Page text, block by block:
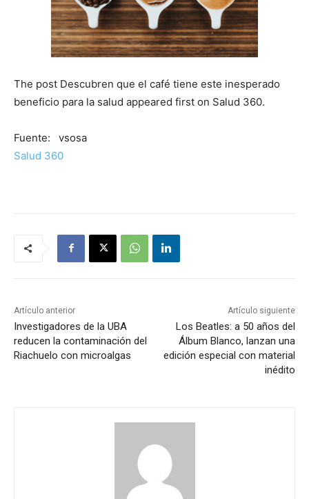
The post Descubren que el café tiene este inesperado
beneficio para la salud appeared first on Salud 360.
Fuente: vsosa
Salud 360
Artículo anterior
Investigadores de la UBA
reducen la contaminación del
Riachuelo con microalgas
Artículo siguiente
Los Beatles: a 50 años del
Álbum Blanco, lanzan una
edición especial con material
inédito